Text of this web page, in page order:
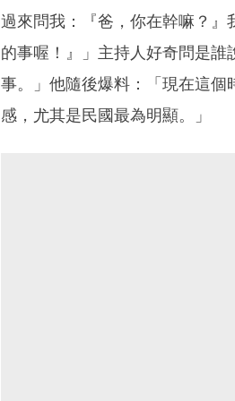
過來問我：『爸，你在幹嘛？
的事喔！』」主持人好奇問是
事。」他隨後爆料：「現在這
感，尤其是民國最為明顯。」